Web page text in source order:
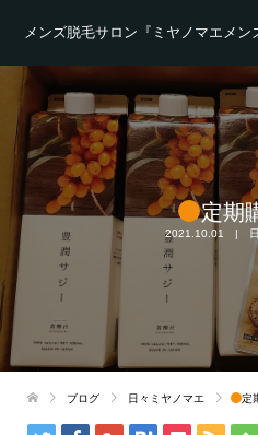
メンズ脱毛サロン『ミヤノマエメン
定期
2021.10.01
ブログ 日々ミヤノマエ 定